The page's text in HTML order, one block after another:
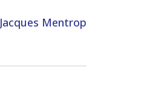
Jacques Mentrop